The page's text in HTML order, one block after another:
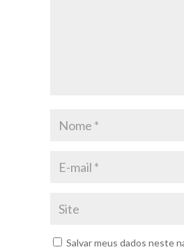
Salvar meus dados neste